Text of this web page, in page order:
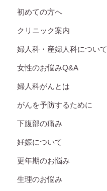
初めての方へ
クリニック案内
婦人科・産婦人科について
女性のお悩みQ&A
婦人科がんとは
がんを予防するために
下腹部の痛み
妊娠について
更年期のお悩み
生理のお悩み